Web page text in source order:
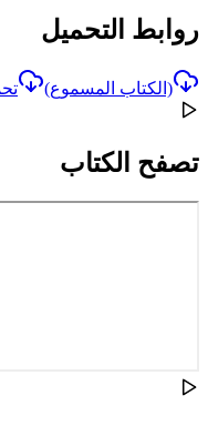
روابط التحميل
(الكتاب المسموع)
تصفح الكتاب